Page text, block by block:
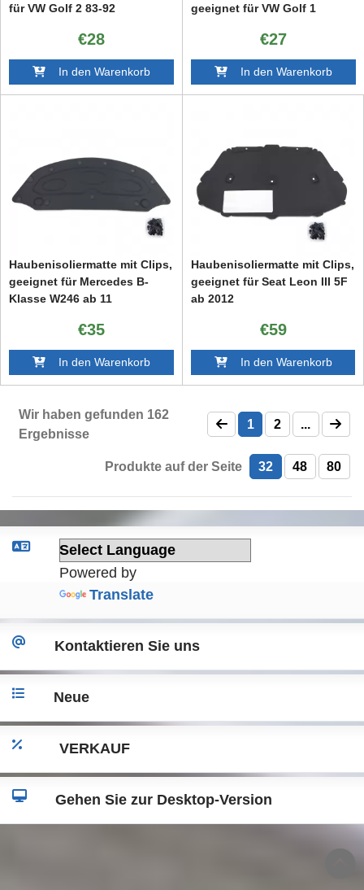
für VW Golf 2 83-92
€28
In den Warenkorb
geeignet für VW Golf 1
€27
In den Warenkorb
Haubenisoliermatte mit Clips,
geeignet für Mercedes B-
Klasse W246 ab 11
€35
In den Warenkorb
Haubenisoliermatte mit Clips,
geeignet für Seat Leon III 5F
ab 2012
€59
In den Warenkorb
Wir haben gefunden 162
Ergebnisse
1 2 ...
Produkte auf der Seite 32 48 80
Powered by
Translate
Kontaktieren Sie uns
Neue
VERKAUF
Gehen Sie zur Desktop-Version